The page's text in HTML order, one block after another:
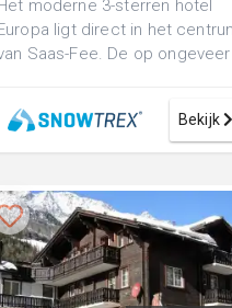
moderne 3-sterren hotel
ligt direct in het
Saas-Fee. De op ongeveer
Bekijk